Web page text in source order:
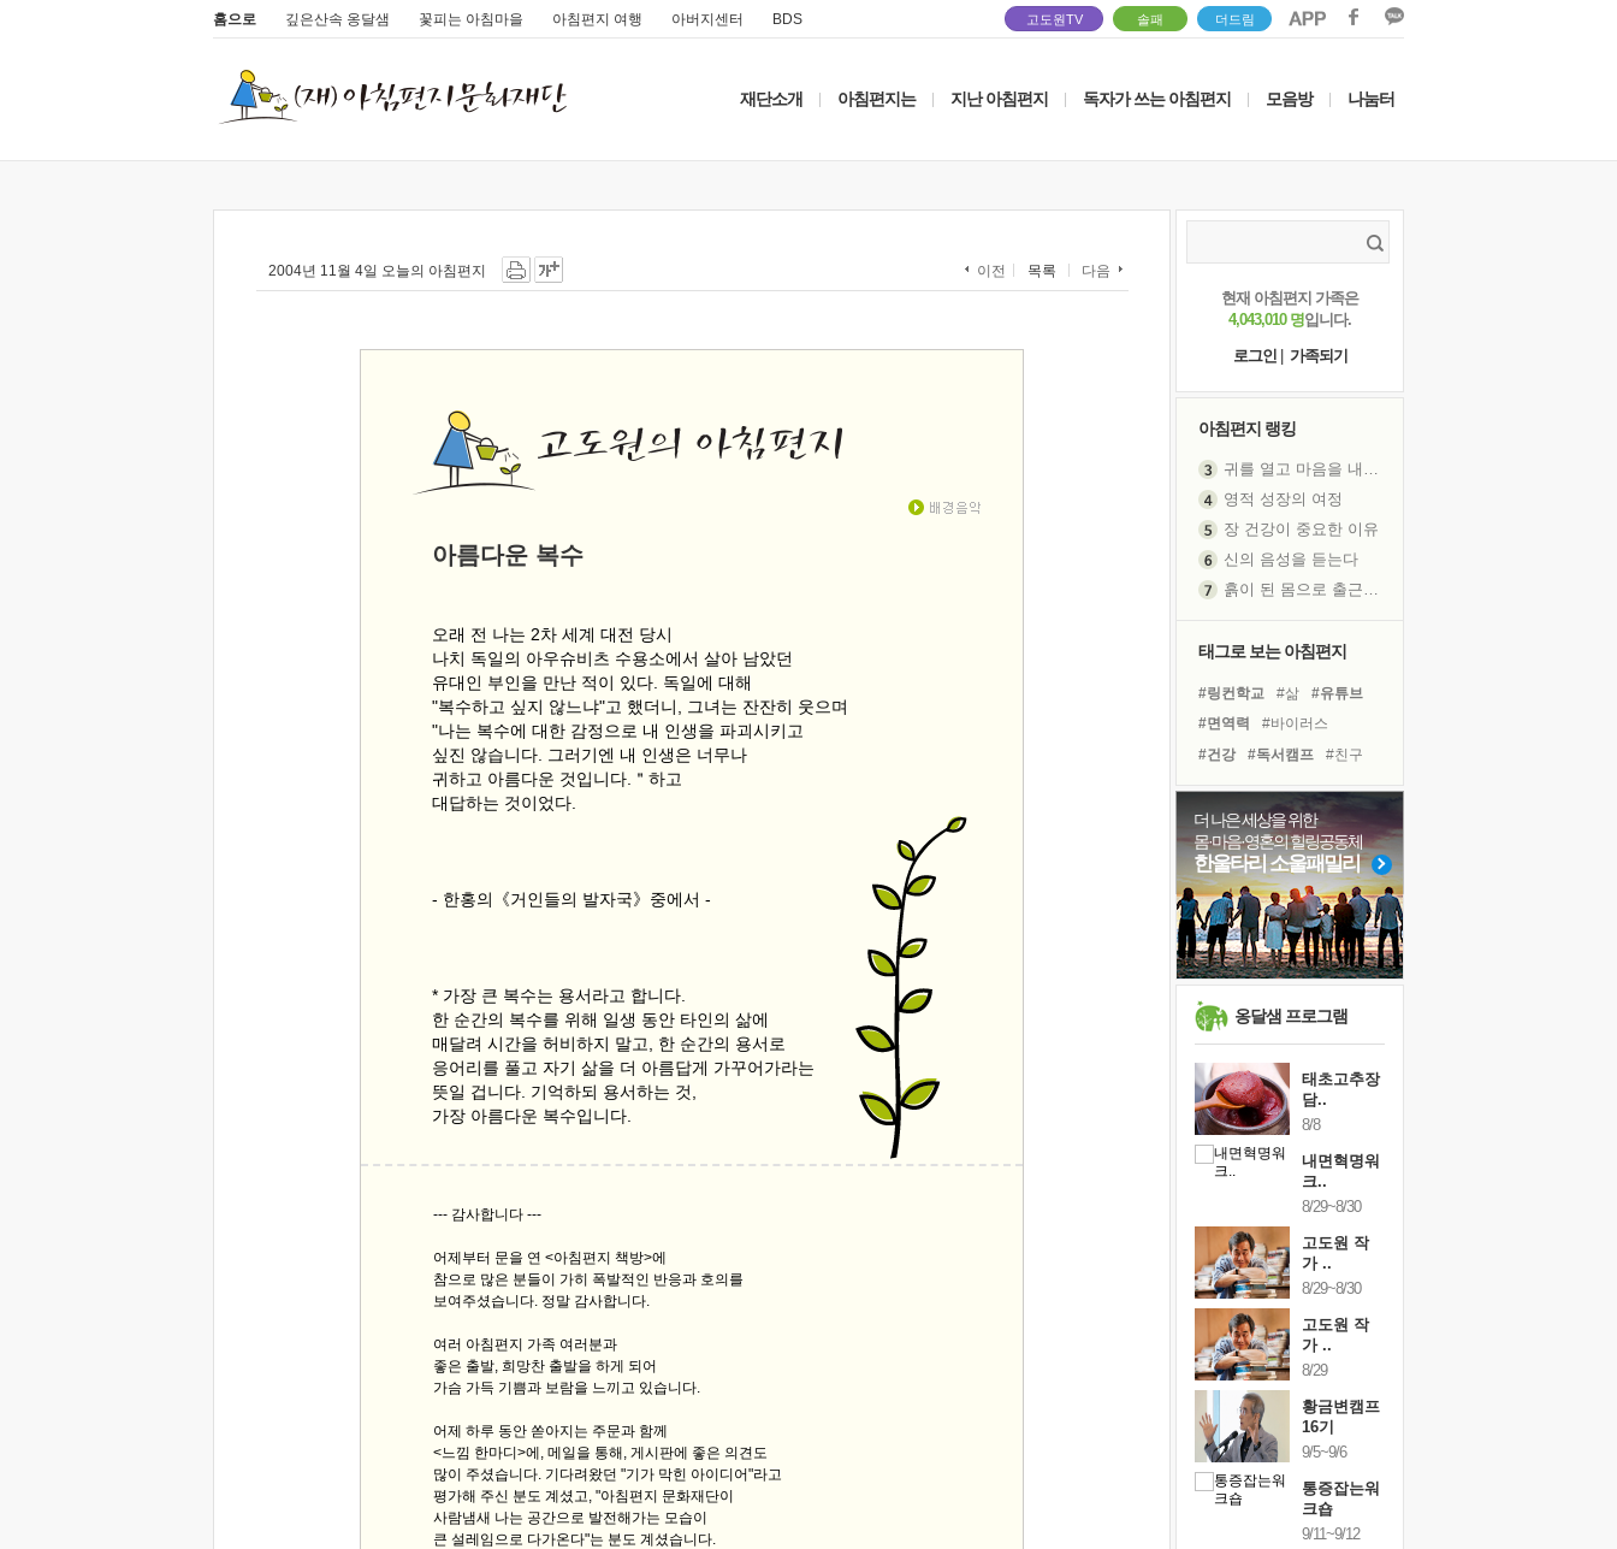
홈으로 깊은산속 옹달샘 꽃피는 아침마을 아침편지 여행 아버지센터 BDS 고도원TV 솔패 더드림
재단소개 아침편지는 지난 아침편지 독자가 쓰는 아침편지 모음방 나눔터
2004년 11월 4일 오늘의 아침편지 이전 목록 다음
아름다운 복수
오래 전 나는 2차 세계 대전 당시
나치 독일의 아우슈비츠 수용소에서 살아 남았던
유대인 부인을 만난 적이 있다. 독일에 대해
"복수하고 싶지 않느냐"고 했더니, 그녀는 잔잔히 웃으며
"나는 복수에 대한 감정으로 내 인생을 파괴시키고
싶진 않습니다. 그러기엔 내 인생은 너무나
귀하고 아름다운 것입니다.＂하고
대답하는 것이었다.
- 한홍의《거인들의 발자국》중에서 -
* 가장 큰 복수는 용서라고 합니다.
한 순간의 복수를 위해 일생 동안 타인의 삶에
매달려 시간을 허비하지 말고, 한 순간의 용서로
응어리를 풀고 자기 삶을 더 아름답게 가꾸어가라는
뜻일 겁니다. 기억하되 용서하는 것,
가장 아름다운 복수입니다.
--- 감사합니다 ---
어제부터 문을 연 <아침편지 책방>에
참으로 많은 분들이 가히 폭발적인 반응과 호의를
보여주셨습니다. 정말 감사합니다.
여러 아침편지 가족 여러분과
좋은 출발, 희망찬 출발을 하게 되어
가슴 가득 기쁨과 보람을 느끼고 있습니다.
어제 하루 동안 쏟아지는 주문과 함께
<느낌 한마디>에, 메일을 통해, 게시판에 좋은 의견도
많이 주셨습니다. 기다려왔던 "기가 막힌 아이디어"라고
평가해 주신 분도 계셨고, "아침편지 문화재단이
사람냄새 나는 공간으로 발전해가는 모습이
큰 설레임으로 다가온다"는 분도 계셨습니다.
현재 아침편지 가족은
4,043,010 명입니다.
로그인
가족되기
아침편지 랭킹
귀를 열고 마음을 내어주고
영적 성장의 여정
장 건강이 중요한 이유
신의 음성을 듣는다
흙이 된 몸으로 출근하는 여자
졸업식 사진을 보며
극심한 변비, 어깨결림, 수면 장애
아픈 아버지를 위한 공간 설계
슬럼프
보고 싶은 어머니
유년 시절의 부산 영도 바다
못된 꼰대들
희망이란
'모른다'는 것
태그로 보는 아침편지
#링컨학교 #삶
#유튜브
#면역력
#바이러스
#건강
#독서캠프
#친구
#독서
#명상
#극복
#아이들
#희망
#선택
#경험
#계획
#비전캠프
#힐링
#도움
#다짐
#리더
더 나은 세상을 위한
몸·마음·영혼의 힐링공동체
한울타리 소울패밀리
옹달샘 프로그램
태초고추장
담..
8/8
내면혁명워
크..
8/29~8/30
고도원 작
가 ..
8/29~8/30
고도원 작
가 ..
8/29
황금변캠프
16기
9/5~9/6
통증잡는워
크숍
9/11~9/12